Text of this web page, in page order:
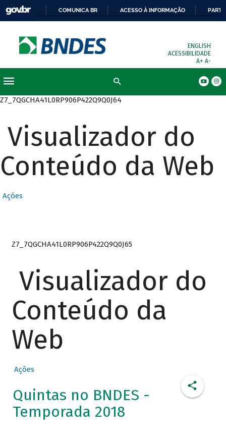
COMUNICA BR ACESSO À INFORMAÇÃO
ENGLISH
ACESSIBILIDADE
A+ A-
Z7_7QGCHA41L0RP906P422Q9Q0J64
Visualizador do
Conteúdo da Web
Ações
Z7_7QGCHA41L0RP906P422Q9Q0J65
Visualizador do
Conteúdo da
Web
Ações
Quintas no BNDES -
Temporada 2018